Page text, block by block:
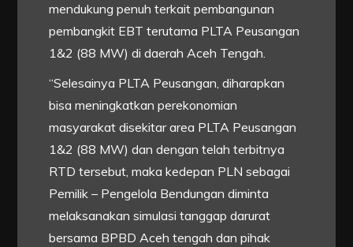
mendukung penuh terkait pembangunan
pembangkit EBT terutama PLTA Peusangan
1&2 (88 MW) di daerah Aceh Tengah.
“Selesainya PLTA Peusangan, diharapkan
bisa meningkatkan perekonomian
masyarakat disekitar area PLTA Peusangan
1&2 (88 MW) dan dengan telah terbitnya
RTD tersebut, maka kedepan PLN sebagai
Pemilik – Pengelola Bendungan diminta
melaksanakan simulasi tanggap darurat
bersama BPBD Aceh tengah dan pihak